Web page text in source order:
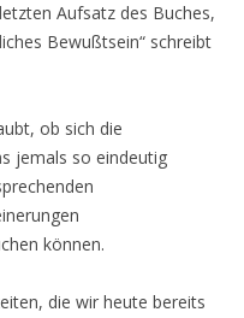
Aufsatz des Buches,
Bewußtsein“ schreibt
ob sich die
jemals so eindeutig
können.
die wir heute bereits